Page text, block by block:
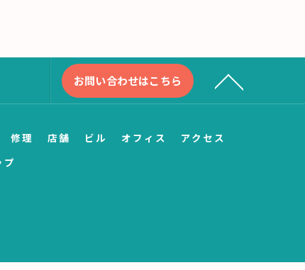
お問い合わせはこちら
修理 店舗 ビル オフィス
アクセス
プ